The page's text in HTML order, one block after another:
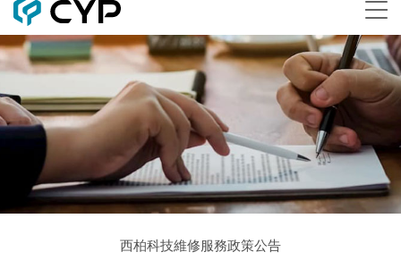
西柏科技維修服務政策公告